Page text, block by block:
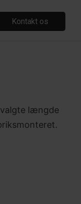
Kontakt os
valgte længde